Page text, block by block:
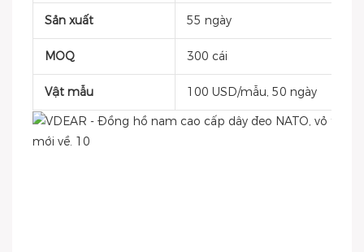
Sản xuất 55 ngày
MOQ 300 cái
Vật mẫu 100 USD/mẫu, 50 ngày